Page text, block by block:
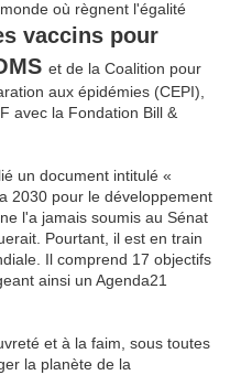
où règnent l'égalité
vaccins pour
et de la Coalition pour
aux épidémies (CEPI),
avec la Fondation Bill &
un document intitulé «
2030 pour le développement
l'a jamais soumis au Sénat
Pourtant, il est en train
Il comprend 17 objectifs
ainsi un Agenda21
et à la faim, sous toutes
la planète de la